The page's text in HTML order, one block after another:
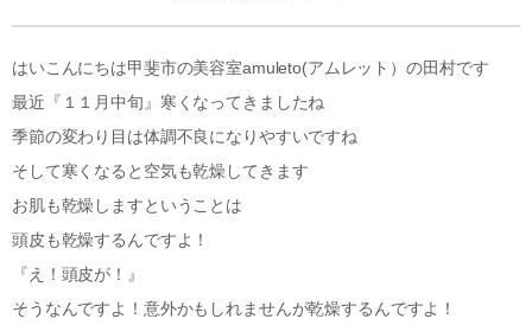
はいこんにちは甲斐市の美容室amuleto(アムレット）の田村です
最近『１１月中旬』寒くなってきましたね
季節の変わり目は体調不良になりやすいですね
そして寒くなると空気も乾燥してきます
お肌も乾燥しますということは
頭皮も乾燥するんですよ！
『え！頭皮が！』
そうなんですよ！意外かもしれませんが乾燥するんですよ！